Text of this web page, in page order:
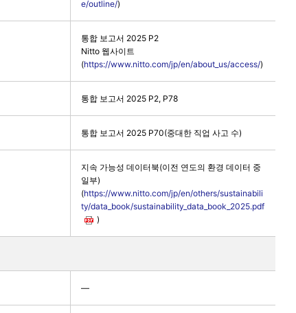
e/outline/)
통합 보고서 2025 P2
Nitto 웹사이트
(https://www.nitto.com/jp/en/about_us/access/)
통합 보고서 2025 P2, P78
통합 보고서 2025 P70(중대한 직업 사고 수)
지속 가능성 데이터북(이전 연도의 환경 데이터 중
일부)
(https://www.nitto.com/jp/en/others/sustainabili
ty/data_book/sustainability_data_book_2025.pdf
)
―